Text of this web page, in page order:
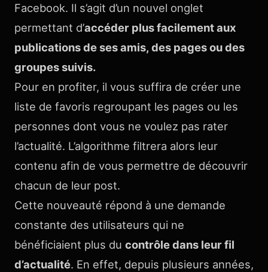
Facebook. Il s’agit d’un nouvel onglet
permettant d’accéder plus facilement aux
publications de ses amis, des pages ou des
groupes suivis.
Pour en profiter, il vous suffira de créer une
liste de favoris regroupant les pages ou les
personnes dont vous ne voulez pas rater
l’actualité. L’algorithme filtrera alors leur
contenu afin de vous permettre de découvrir
chacun de leur post.
Cette nouveauté répond à une demande
constante des utilisateurs qui ne
bénéficiaient plus du contrôle dans leur fil
d’actualité. En effet, depuis plusieurs années,